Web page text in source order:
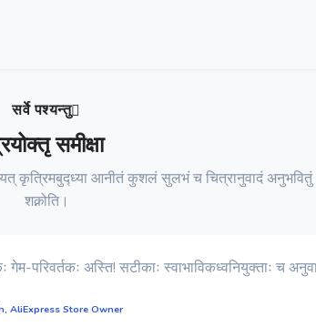
सर्वे पश्यन्तु
समीक्षा
कृत्रिमबुद्ध्या आनीतं कुशलं सुलभं च चित्रानुवादं अनुभवितुं
शक्नोति।
अस्ति! सटीकाः स्वाभाविकध्वनियुक्ताः च
AliExpress Store Owner